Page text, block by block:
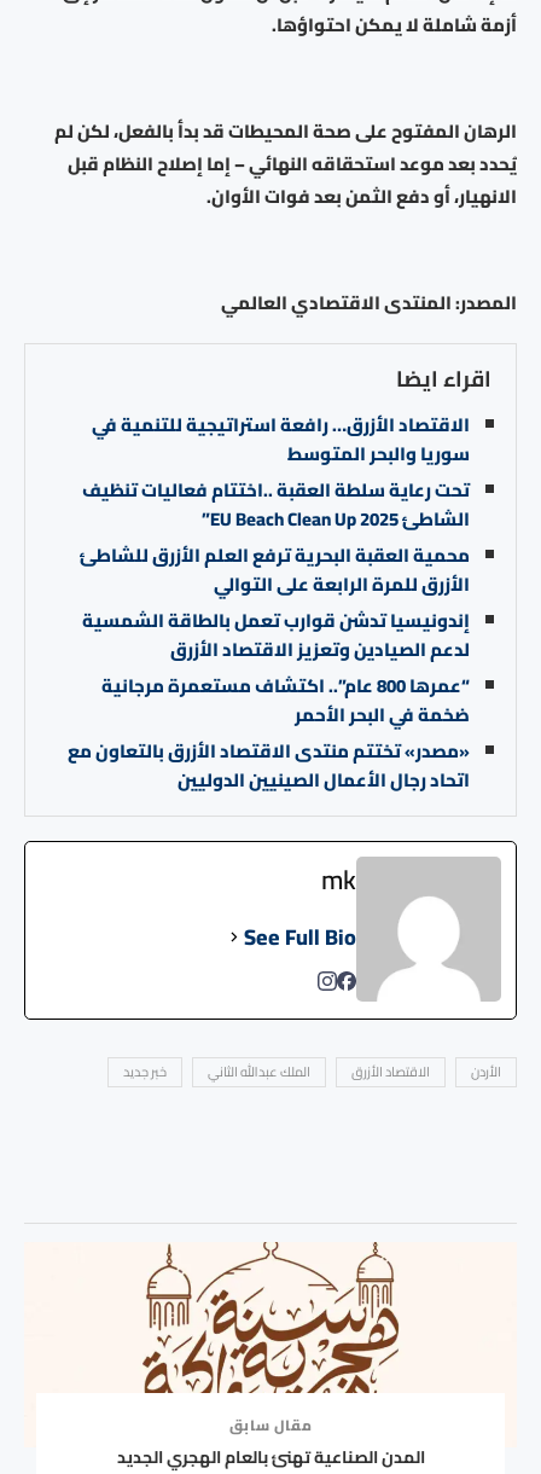
أزمة شاملة لا يمكن احتواؤها.
الرهان المفتوح على صحة المحيطات قد بدأ بالفعل، لكن لم
يُحدد بعد موعد استحقاقه النهائي – إما إصلاح النظام قبل
الانهيار، أو دفع الثمن بعد فوات الأوان.
المصدر: المنتدى الاقتصادي العالمي
اقراء ايضا
الاقتصاد الأزرق… رافعة استراتيجية للتنمية في
سوريا والبحر المتوسط
تحت رعاية سلطة العقبة ..اختتام فعاليات تنظيف
الشاطئ EU Beach Clean Up 2025”
محمية العقبة البحرية ترفع العلم الأزرق للشاطئ
الأزرق للمرة الرابعة على التوالي
إندونيسيا تدشن قوارب تعمل بالطاقة الشمسية
لدعم الصيادين وتعزيز الاقتصاد الأزرق
“عمرها 800 عام”.. اكتشاف مستعمرة مرجانية
ضخمة في البحر الأحمر
«مصدر» تختتم منتدى الاقتصاد الأزرق بالتعاون مع
اتحاد رجال الأعمال الصينيين الدوليين
mk
See Full Bio
الأردن الاقتصاد الأزرق الملك عبدالله الثاني خبر جديد
مقال سابق
المدن الصناعية تهنئ بالعام الهجري الجديد